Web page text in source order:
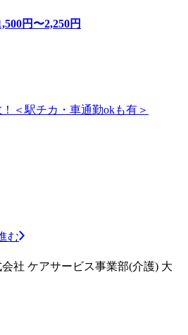
円〜2,250円
＜駅チカ・車通勤okも有＞
む
社 ケアサービス事業部(介護) 大